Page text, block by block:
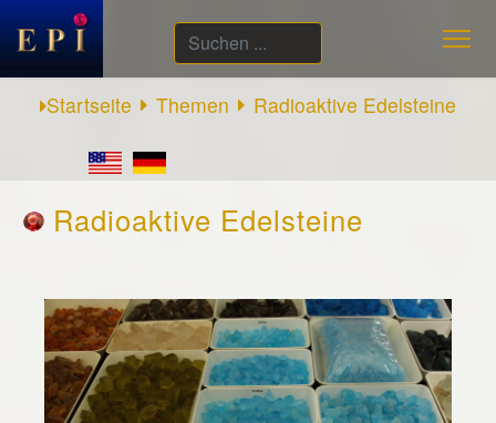
Suchen
...
Startseite
Themen Radioaktive Edelsteine
Radioaktive Edelsteine